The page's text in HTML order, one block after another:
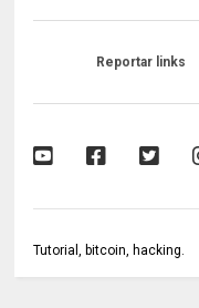
Reportar links
Tutorial, bitcoin, hacking.